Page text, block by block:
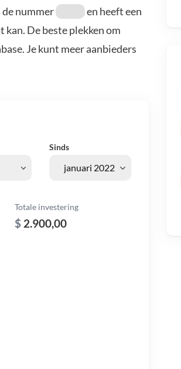
nummer
en heeft een
kan. De beste plekken om
Je kunt meer aanbieders
Sinds
Totale investering
$ 2.900,00